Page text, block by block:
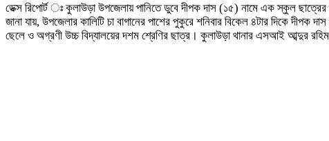
ডেক্স রিপোর্ট ঃ কুলাউড়া উপজেলায় পানিতে ডুবে দীপক দাস (১৫) নামে এক স্কুল ছাত্রের
জানা যায়, উপজেলার কালিটি চা বাগানের পাশের পুকুরে শনিবার বিকেল ৪টার দিকে
ছেলে ও অগ্রণী উচ্চ বিদ্যালয়ের দশম শ্রেণির ছাত্র। কুলাউড়া থানার এসআই আব্দুর